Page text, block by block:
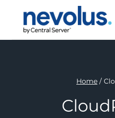
Conteúdo
Home /